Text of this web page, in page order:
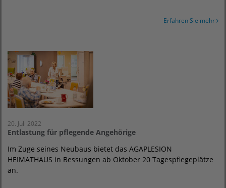
Erfahren Sie mehr
20. Juli 2022
Entlastung für pflegende Angehörige
Im Zuge seines Neubaus bietet das AGAPLESION
HEIMATHAUS in Bessungen ab Oktober 20 Tagespflegeplätze
an.